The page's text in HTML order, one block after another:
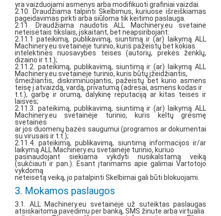
yra vaizduojami asmenys arba modifikuoti grafiniai vaizdai.
2.10. Draudžiama talpinti Skelbimus, kuriuose išreiškiamas
pageidavimas pirkti arba siūloma tik keitimo paslauga.
2.11. Draudžiama naudotis ALL Machinery.eu svetaine
neteisėtais tikslais, įskaitant, bet neapsiribojant:
2.11.1 pateikimą, publikavimą, siuntimą ir (ar) laikymą ALL
Machinery.eu svetainėje turinio, kuris pažeistų bet kokias
intelektinės nuosavybės teises (autorių, prekės ženklų,
dizaino ir t.t.);
2.11.2. pateikimą, publikavimą, siuntimą ir (ar) laikymą ALL
Machinery.eu svetainėje turinio, kuris būtų įžeidžiantis,
šmeižiantis, diskriminuojantis, pažeistų bet kurio asmens
teisę į atvaizdą, vardą, privatumą (adresai, asmens kodas ir
t.t.), garbę ir orumą, dalykinę reputaciją ar kitas teises ir
laisves;
2.11.3. pateikimą, publikavimą, siuntimą ir (ar) laikymą ALL
Machinery.eu svetainėje turinio, kuris keltų grėsmę
svetainės
ar jos duomenų bazės saugumui (programos ar dokumentai
su virusais ir t.t.);
2.11.4. pateikimą, publikavimą, siuntimą informacijos ir/ar
laikymą ALL Machinery.eu svetainėje turinio, kuriuo
pasinaudojant siekiama vykdyti nusikalstamą veiką
(sukčiauti ir pan.). Esant įtarimams apie galimai Vartotojo
vykdomą
neteisėtą veiką, jo patalpinti Skelbimai gali būti blokuojami.
3. Mokamos paslaugos
3.1. ALL Machinery.eu svetainėje už suteiktas paslaugas
atsiskaitoma pavedimu per banką, SMS žinute arba virtualia